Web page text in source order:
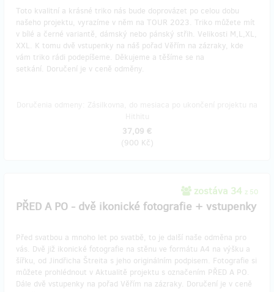
Toto kvalitní a krásné triko nás bude doprovázet po celou dobu
našeho projektu, vyrazíme v něm na TOUR 2023. Triko můžete mít
v bílé a černé variantě, dámský nebo pánský střih. Velikosti M,L,XL,
XXL. K tomu dvě vstupenky na náš pořad Věřím na zázraky, kde
vám triko rádi podepíšeme. Děkujeme a těšíme se na
setkání. Doručení je v ceně odměny.
37,09 €
(900 Kč)
zostáva 34 z 50
PŘED A PO - dvě ikonické fotografie + vstupenky
Před svatbou a mnoho let po svatbě, to je další naše odměna pro
vás. Dvě již ikonické fotografie na stěnu ve formátu A4 na výšku a
šířku, od Jindřicha Štreita s jeho originálním podpisem. Fotografie si
můžete prohlédnout v Aktualitě projektu s označením PŘED A PO.
Dále dvě vstupenky na pořad Věřím na zázraky. Doručení je v ceně